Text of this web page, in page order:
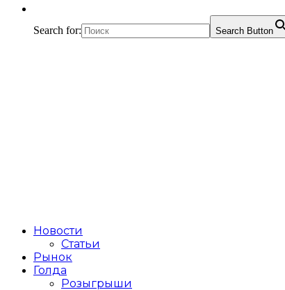
Search for: Search Button
Новости
Статьи
Рынок
Голда
Розыгрыши